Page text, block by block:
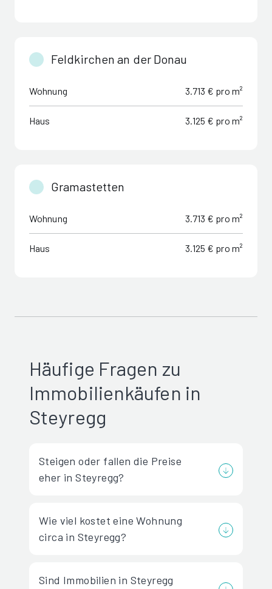
Feldkirchen an der Donau
Wohnung 3.713 € pro m²
Haus 3.125 € pro m²
Gramastetten
Wohnung 3.713 € pro m²
Haus 3.125 € pro m²
Häufige Fragen zu
Immobilienkäufen in
Steyregg
Steigen oder fallen die Preise
eher in Steyregg?
Wie viel kostet eine Wohnung
circa in Steyregg?
Sind Immobilien in Steyregg